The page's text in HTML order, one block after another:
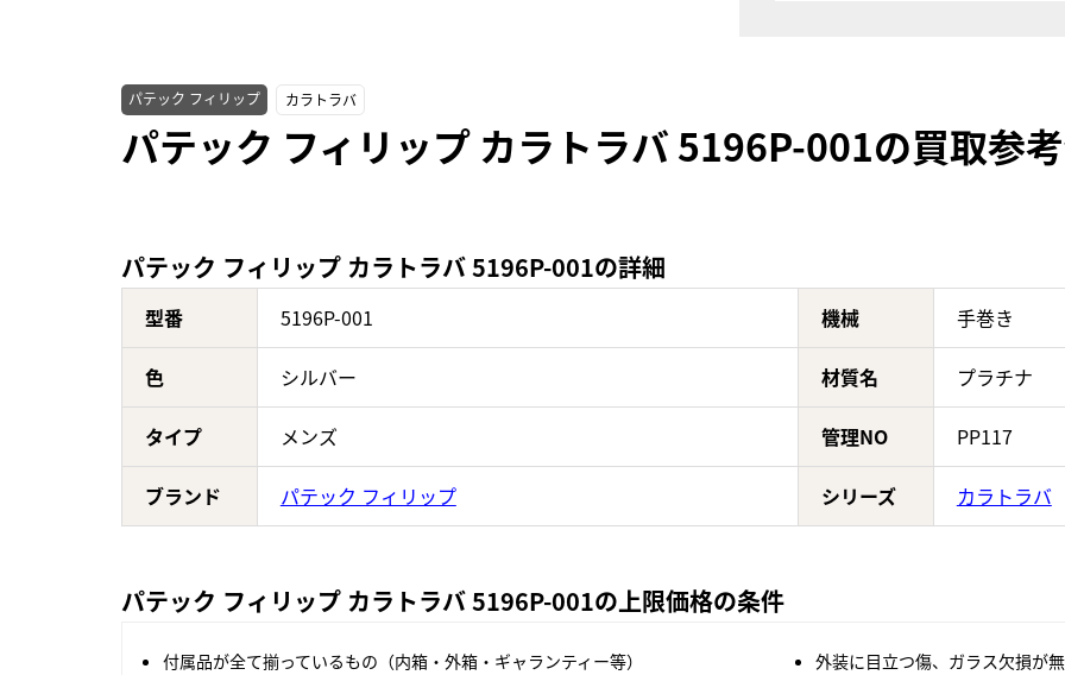
パテック フィリップ カラトラバ
パテック フィリップ カラトラバ 5196P-001の買取参
パテック フィリップ カラトラバ 5196P-001の詳細
型番 5196P-001 機械 手巻き
色 シルバー 材質名 プラチナ
タイプ メンズ 管理NO PP117
ブランド パテック フィリップ シリーズ カラトラバ
パテック フィリップ カラトラバ 5196P-001の上限価格の条件
付属品が全て揃っているもの（内箱・外箱・ギャランティー等）
外装に目立つ傷、ガラス欠損が